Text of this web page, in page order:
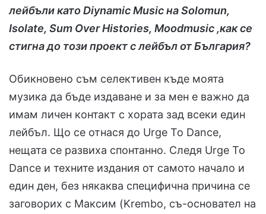
лейбъли като Diynamic Music на Solomun,
Isolate, Sum Over Histories, Moodmusic ,как се
стигна до този проект с лейбъл от България?
Обикновено съм селективен къде моята
музика да бъде издаване и за мен е важно да
имам личен контакт с хората зад всеки един
лейбъл. Що се отнася до Urge To Dance,
нещата се развиха спонтанно. Следя Urge To
Dance и техните издания от самото начало и
един ден, без някаква специфична причина се
заговорих с Максим (Krembo, съ-основател на